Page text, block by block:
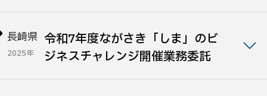
長崎県
2025年
令和7年度ながさき「しま」のビ
ジネスチャレンジ開催業務委託